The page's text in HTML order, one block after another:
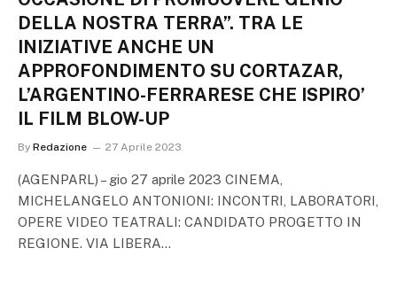
DELLA NOSTRA TERRA”. TRA LE
INIZIATIVE ANCHE UN
APPROFONDIMENTO SU CORTAZAR,
L’ARGENTINO-FERRARESE CHE ISPIRO’
IL FILM BLOW-UP
By Redazione 27 Aprile 2023
(AGENPARL) – gio 27 aprile 2023 CINEMA,
MICHELANGELO ANTONIONI: INCONTRI, LABORATORI,
OPERE VIDEO TEATRALI: CANDIDATO PROGETTO IN
REGIONE. VIA LIBERA…